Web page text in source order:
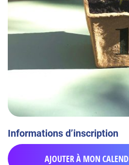
Informations d’inscription
AJOUTER À MON